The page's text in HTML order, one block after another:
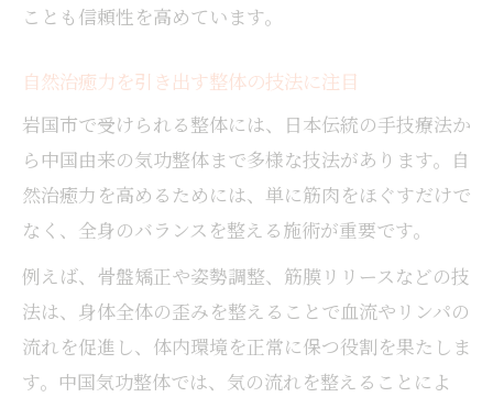
ことも信頼性を高めています。
自然治癒力を引き出す整体の技法に注目
岩国市で受けられる整体には、日本伝統の手技療法か
ら中国由来の気功整体まで多様な技法があります。自
然治癒力を高めるためには、単に筋肉をほぐすだけで
なく、全身のバランスを整える施術が重要です。
例えば、骨盤矯正や姿勢調整、筋膜リリースなどの技
法は、身体全体の歪みを整えることで血流やリンパの
流れを促進し、体内環境を正常に保つ役割を果たしま
す。中国気功整体では、気の流れを整えることによ